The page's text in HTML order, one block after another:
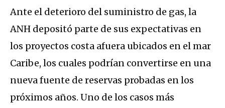
Ante el deterioro del suministro de gas, la
ANH depositó parte de sus expectativas en
los proyectos costa afuera ubicados en el mar
Caribe, los cuales podrían convertirse en una
nueva fuente de reservas probadas en los
próximos años. Uno de los casos más